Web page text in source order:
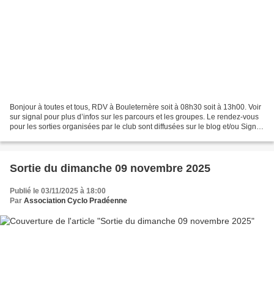
Bonjour à toutes et tous, RDV à Bouleternère soit à 08h30 soit à 13h00. Voir
sur signal pour plus d’infos sur les parcours et les groupes. Le rendez-vous
pour les sorties organisées par le club sont diffusées sur le blog et/ou Signal.
Sortie du dimanche 09 novembre 2025
Publié le 03/11/2025 à 18:00
Par Association Cyclo Pradéenne